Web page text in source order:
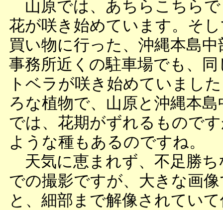
山原では、あちらこちら
花が咲き始めています。そ
買い物に行った、沖縄本島
事務所近くの駐車場でも、
トベラが咲き始めていまし
ろな植物で、山原と沖縄本島
では、花期がずれるもので
ような種もあるのですね。
天気に恵まれず、不足勝ち
での撮影ですが、大きな画
と、細部まで解像されてい